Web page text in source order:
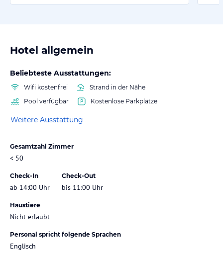
Hotel allgemein
Beliebteste Ausstattungen:
Wifi kostenfrei
Strand in der Nähe
Pool verfügbar
Kostenlose Parkplätze
Weitere Ausstattung
Gesamtzahl Zimmer
< 50
Check-In
ab 14:00 Uhr
Check-Out
bis 11:00 Uhr
Haustiere
Nicht erlaubt
Personal spricht folgende Sprachen
Englisch